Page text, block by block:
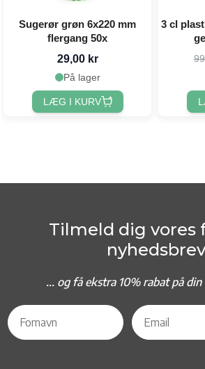
Sugerør grøn 6x220 mm
flergang 50x
29,00 kr
På lager
LÆG I KURV
3 cl
Tilmeld dig vores
nyhedsbrev
... og få ekstra 10% rabat på